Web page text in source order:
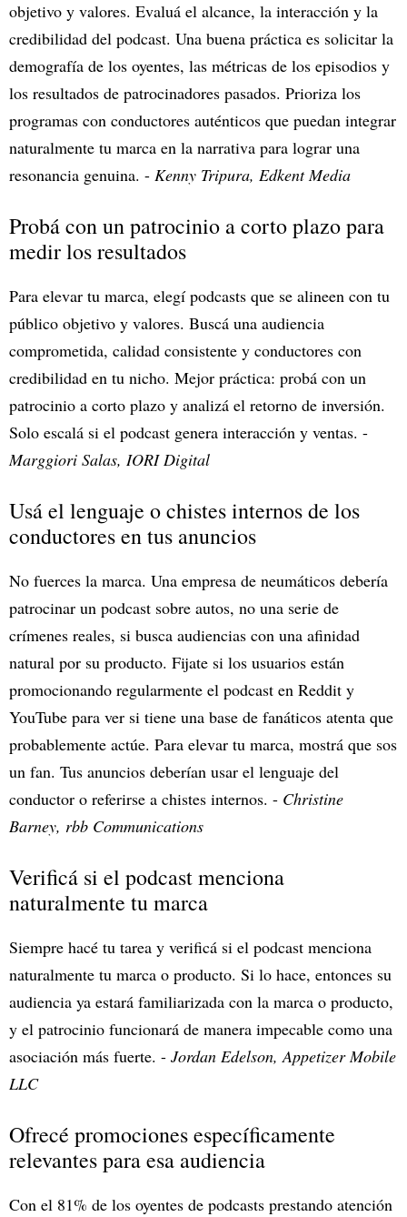
objetivo y valores. Evaluá el alcance, la interacción y la
credibilidad del podcast. Una buena práctica es solicitar la
demografía de los oyentes, las métricas de los episodios y
los resultados de patrocinadores pasados. Prioriza los
programas con conductores auténticos que puedan integrar
naturalmente tu marca en la narrativa para lograr una
resonancia genuina. - Kenny Tripura, Edkent Media
Probá con un patrocinio a corto plazo para
medir los resultados
Para elevar tu marca, elegí podcasts que se alineen con tu
público objetivo y valores. Buscá una audiencia
comprometida, calidad consistente y conductores con
credibilidad en tu nicho. Mejor práctica: probá con un
patrocinio a corto plazo y analizá el retorno de inversión.
Solo escalá si el podcast genera interacción y ventas. -
Marggiori Salas, IORI Digital
Usá el lenguaje o chistes internos de los
conductores en tus anuncios
No fuerces la marca. Una empresa de neumáticos debería
patrocinar un podcast sobre autos, no una serie de
crímenes reales, si busca audiencias con una afinidad
natural por su producto. Fijate si los usuarios están
promocionando regularmente el podcast en Reddit y
YouTube para ver si tiene una base de fanáticos atenta que
probablemente actúe. Para elevar tu marca, mostrá que sos
un fan. Tus anuncios deberían usar el lenguaje del
conductor o referirse a chistes internos. - Christine
Barney, rbb Communications
Verificá si el podcast menciona
naturalmente tu marca
Siempre hacé tu tarea y verificá si el podcast menciona
naturalmente tu marca o producto. Si lo hace, entonces su
audiencia ya estará familiarizada con la marca o producto,
y el patrocinio funcionará de manera impecable como una
asociación más fuerte. - Jordan Edelson, Appetizer Mobile
LLC
Ofrecé promociones específicamente
relevantes para esa audiencia
Con el 81% de los oyentes de podcasts prestando atención